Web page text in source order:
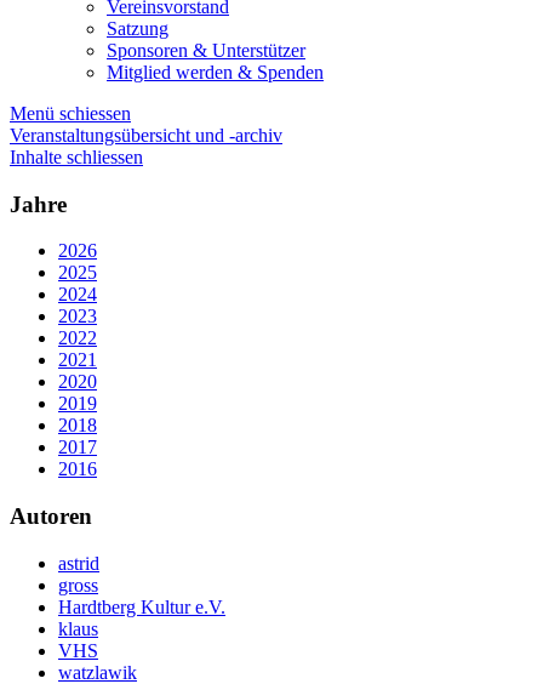
Vereinsvorstand
Satzung
Sponsoren & Unterstützer
Mitglied werden & Spenden
Menü schiessen
Veranstaltungsübersicht und -archiv
Inhalte schliessen
Jahre
2026
2025
2024
2023
2022
2021
2020
2019
2018
2017
2016
Autoren
astrid
gross
Hardtberg Kultur e.V.
klaus
VHS
watzlawik